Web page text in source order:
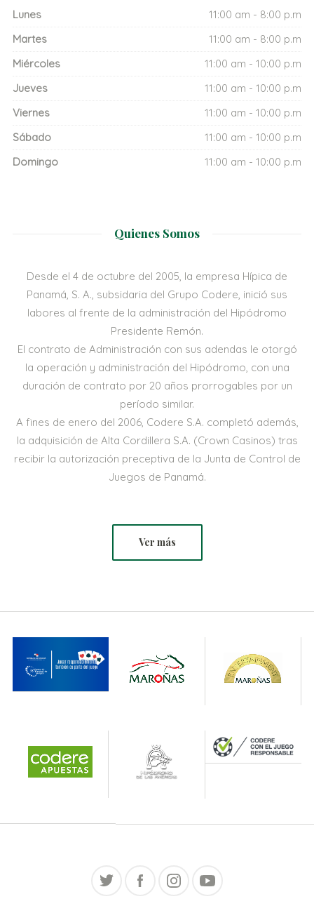
Lunes
11:00 am - 8:00 p.m
Martes
11:00 am - 8:00 p.m
Miércoles
11:00 am - 10:00 p.m
Jueves
11:00 am - 10:00 p.m
Viernes
11:00 am - 10:00 p.m
Sábado
11:00 am - 10:00 p.m
Domingo
11:00 am - 10:00 p.m
Quienes Somos
Desde el 4 de octubre del 2005, la empresa Hípica de
Panamá, S. A., subsidaria del Grupo Codere, inició sus
labores al frente de la administración del Hipódromo
Presidente Remón.
El contrato de Administración con sus adendas le otorgó
la operación y administración del Hipódromo, con una
duración de contrato por 20 años prorrogables por un
período similar.
A fines de enero del 2006, Codere S.A. completó además,
la adquisición de Alta Cordillera S.A. (Crown Casinos) tras
recibir la autorización preceptiva de la Junta de Control de
Juegos de Panamá.
Ver más